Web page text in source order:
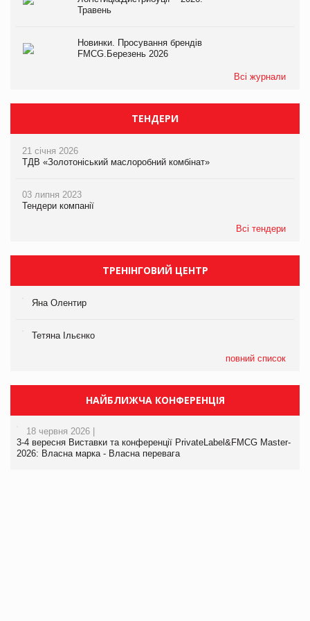
Травень
Новинки. Просування брендів
FMCG.Березень 2026
Всі журнали
ТЕНДЕРИ
21 січня 2026
ТДВ «Золотоніський маслоробний комбінат»
03 липня 2023
Тендери компанії
Всі тендери
ТРЕНІНГОВИЙ ЦЕНТР
Яна Олентир
Тетяна Ільєнко
повний список
НАЙБЛИЖЧА КОНФЕРЕНЦІЯ
18 червня 2026 |
3-4 вересня Виставки та конференції PrivateLabel&FMCG Master-
2026: Власна марка - Власна перевага